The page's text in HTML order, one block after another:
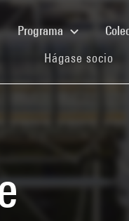
Programa
Hágase socio